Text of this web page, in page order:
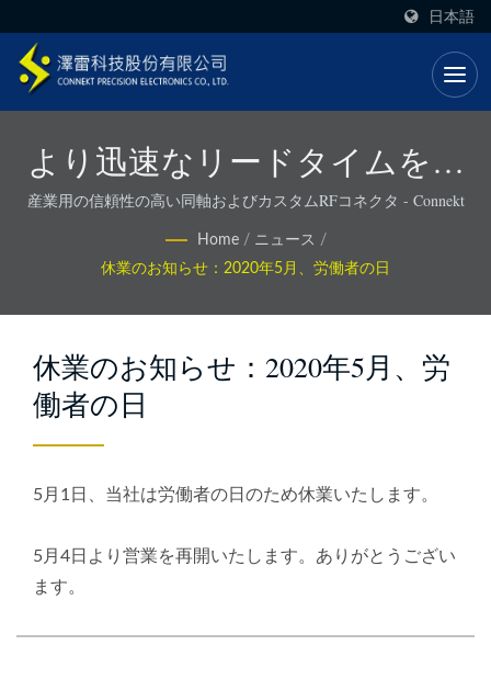
日本語
より迅速なリードタイムを持
つISO認証済みOEM RFソリュ
ーション - Connekt
産業用の信頼性の高い同軸およびカスタムRFコネクタ - Connekt
Home / ニュース /
休業のお知らせ：2020年5月、労働者の日
休業のお知らせ：2020年5月、労
働者の日
5月1日、当社は労働者の日のため休業いたします。
5月4日より営業を再開いたします。ありがとうござい
ます。